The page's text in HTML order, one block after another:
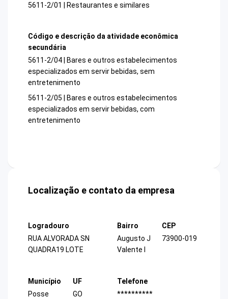
5611-2/01 | Restaurantes e similares
Código e descrição da atividade econômica
secundária
5611-2/04 | Bares e outros estabelecimentos
especializados em servir bebidas, sem
entretenimento
5611-2/05 | Bares e outros estabelecimentos
especializados em servir bebidas, com
entretenimento
Localização e contato da empresa
Logradouro
RUA ALVORADA SN
QUADRA19 LOTE
Bairro
Augusto J
Valente I
CEP
73900-019
Município
Posse
UF
GO
Telefone
**********